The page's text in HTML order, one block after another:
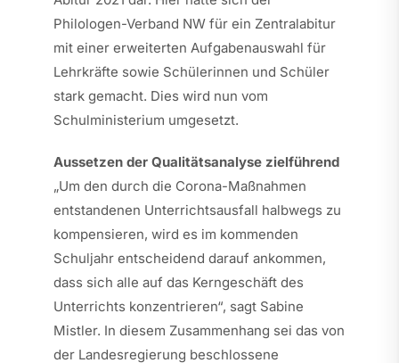
Philologen-Verband NW für ein Zentralabitur
mit einer erweiterten Aufgabenauswahl für
Lehrkräfte sowie Schülerinnen und Schüler
stark gemacht. Dies wird nun vom
Schulministerium umgesetzt.
Aussetzen der Qualitätsanalyse zielführend
„Um den durch die Corona-Maßnahmen
entstandenen Unterrichtsausfall halbwegs zu
kompensieren, wird es im kommenden
Schuljahr entscheidend darauf ankommen,
dass sich alle auf das Kerngeschäft des
Unterrichts konzentrieren“, sagt Sabine
Mistler. In diesem Zusammenhang sei das von
der Landesregierung beschlossene